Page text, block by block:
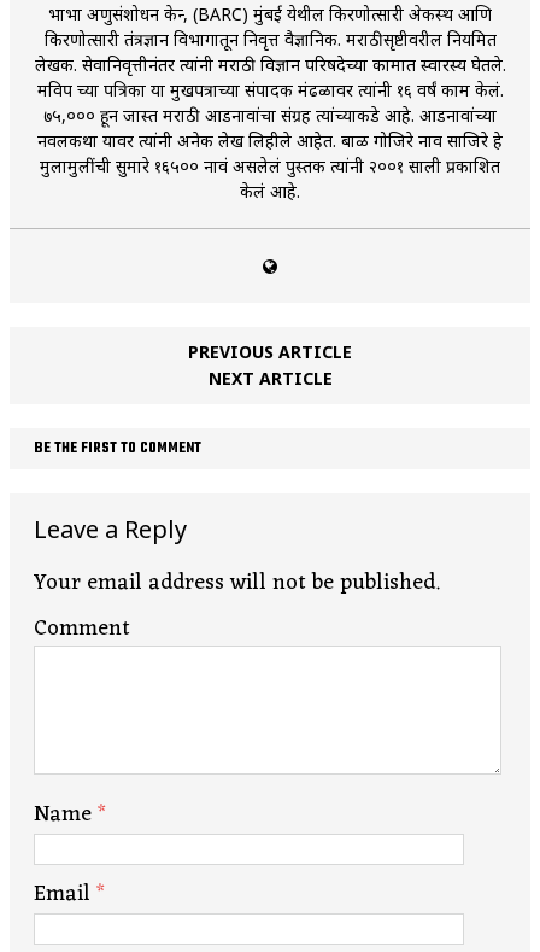
भाभा अणुसंशोधन केन्द्र, (BARC) मुंबई येथील किरणोत्सारी अेकस्थ आणि
किरणोत्सारी तंत्रज्ञान विभागातून निवृत्त वैज्ञानिक. मराठीसृष्टीवरील नियमित
लेखक. सेवानिवृत्तीनंतर त्यांनी मराठी विज्ञान परिषदेच्या कामात स्वारस्य घेतले.
मविप च्या पत्रिका या मुखपत्राच्या संपादक मंढळावर त्यांनी १६ वर्षं काम केलं.
७५,००० हून जास्त मराठी आडनावांचा संग्रह त्यांच्याकडे आहे. आडनावांच्या
नवलकथा यावर त्यांनी अनेक लेख लिहीले आहेत. बाळ गोजिरे नाव साजिरे हे
मुलामुलींची सुमारे १६५०० नावं असलेलं पुस्तक त्यांनी २००१ साली प्रकाशित
केलं आहे.
PREVIOUS ARTICLE
NEXT ARTICLE
BE THE FIRST TO COMMENT
Leave a Reply
Your email address will not be published.
Comment
Name*
Email*